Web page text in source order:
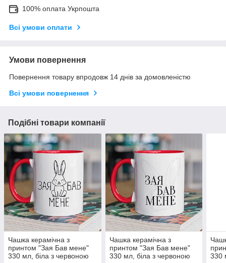
100% оплата Укрпошта
Всі умови оплати
Умови повернення
Повернення товару впродовж 14 днів за домовленістю
Всі умови повернення
Подібні товари компанії
Чашка керамічна з
принтом "Зая Бав мене"
330 мл, біла з червоною
Чашка керамічна з
принтом "Зая Бав мене"
330 мл, біла з червоною
330